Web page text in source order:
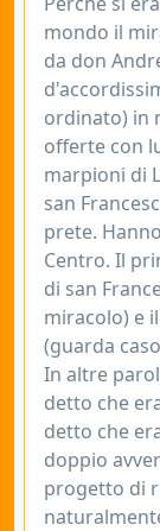
mondo il
da don
ordinato) in
offerte con
marpioni di
san
prete.
Centro. Il
di san
miracolo) e
(guarda
In altre
detto che
detto che
doppio
progetto di